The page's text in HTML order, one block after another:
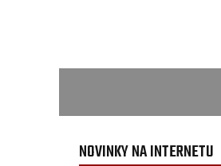
NOVINKY NA INTERNETU